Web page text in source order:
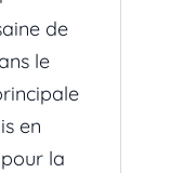
de
le
en
la